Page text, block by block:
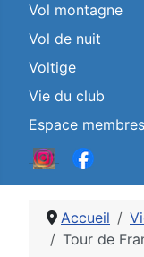
Vol montagne
Vol de nuit
Voltige
Vie du club
Espace membres
Accueil
Tour de